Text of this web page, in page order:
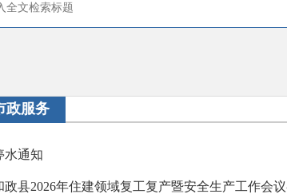
政服务
水通知
政县2026年住建领域复工复产暨安全生产工作会